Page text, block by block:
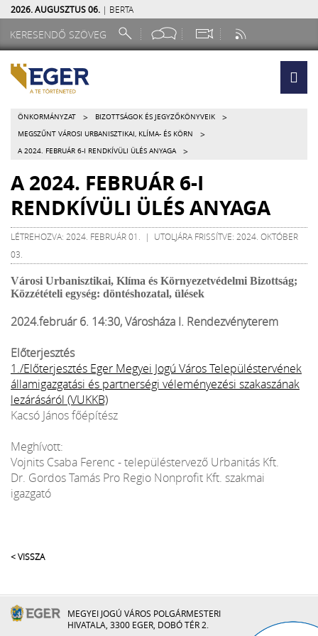
2026. AUGUSZTUS 06. | BERTA
ÖNKORMÁNYZAT > BIZOTTSÁGOK ÉS JEGYZŐKÖNYVEIK >
MEGSZŰNT VÁROSI URBANISZTIKAI, KLÍMA- ÉS KÖRN >
A 2024. FEBRUÁR 6-I RENDKÍVÜLI ÜLÉS ANYAGA >
A 2024. FEBRUÁR 6-I
RENDKÍVÜLI ÜLÉS ANYAGA
LÉTREHOZVA: 2024. FEBRUÁR 01. | UTOLJÁRA FRISSÍTVE: 2024. OKTÓBER
03.
Városi Urbanisztikai, Klíma és Környezetvédelmi Bizottság;
Közzétételi egység: döntéshozatal, ülések
2024.február 6. 14:30, Városháza I. Rendezvényterem
Előterjesztés
1./Előterjesztés Eger Megyei Jogú Város Településtervének
államigazgatási és partnerségi véleményezési szakaszának
lezárásáról (VUKKB)
Kacsó János főépítész
Meghívott:
Vojnits Csaba Ferenc - településtervező Urbanitás Kft.
Dr. Gordos Tamás Pro Regio Nonprofit Kft. szakmai
igazgató
< VISSZA
MEGYEI JOGÚ VÁROS POLGÁRMESTERI
HIVATALA, 3300 EGER, DOBÓ TÉR 2.